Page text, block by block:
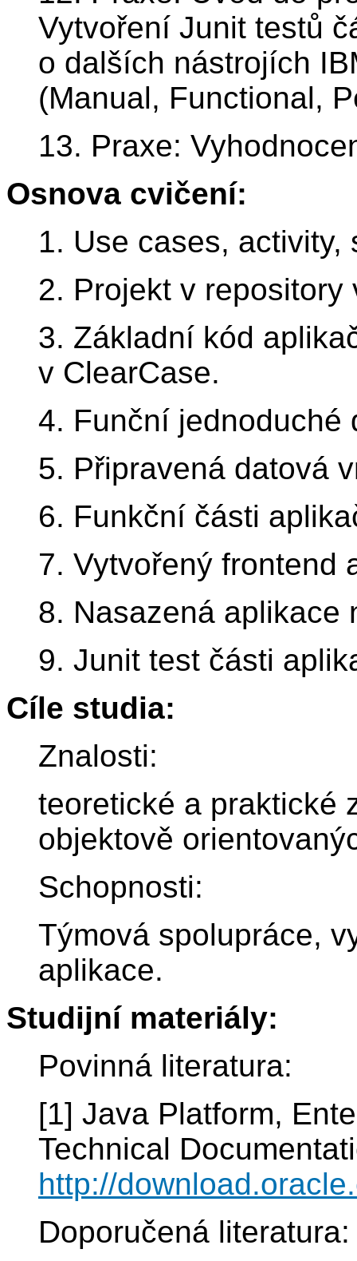
Vytvoření Junit testů
o dalších nástrojích
(Manual, Functional,
13. Praxe:
Osnova cvičení:
1. Use cases, activity,
2. Projekt v repository
3. Základní kód
v ClearCase.
4. Funční jednoduché
5. Připravená datová
6. Funkční části
7. Vytvořený frontend
8. Nasazená aplikace
9. Junit test části
Cíle studia:
Znalosti:
teoretické a praktické
objektově
Schopnosti:
Týmová spolupráce,
aplikace.
Studijní materiály:
Povinná literatura:
[1] Java Platform,
Technical
http://
Doporučená literatura: